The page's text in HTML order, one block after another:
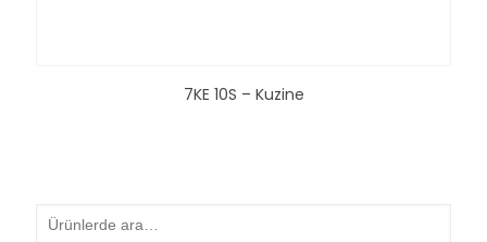
7KE 10S – Kuzine